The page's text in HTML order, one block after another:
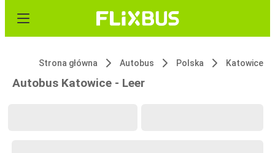
Strona główna Autobus Polska Katowice
Autobus Katowice - Leer